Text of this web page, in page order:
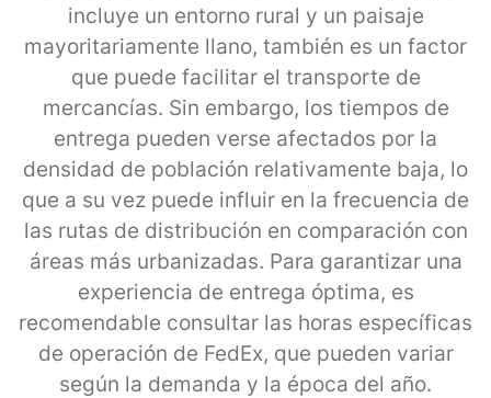
incluye un entorno rural y un paisaje
mayoritariamente llano, también es un factor
que puede facilitar el transporte de
mercancías. Sin embargo, los tiempos de
entrega pueden verse afectados por la
densidad de población relativamente baja, lo
que a su vez puede influir en la frecuencia de
las rutas de distribución en comparación con
áreas más urbanizadas. Para garantizar una
experiencia de entrega óptima, es
recomendable consultar las horas específicas
de operación de FedEx, que pueden variar
según la demanda y la época del año.